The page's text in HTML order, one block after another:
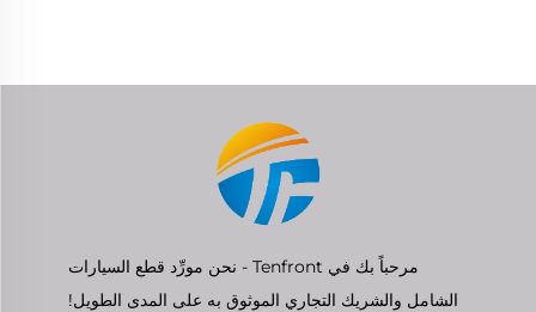
مرحباً بك في Tenfront - نحن مورِّد قطع السيارات
الشامل والشريك التجاري الموثوق به على المدى الطويل!